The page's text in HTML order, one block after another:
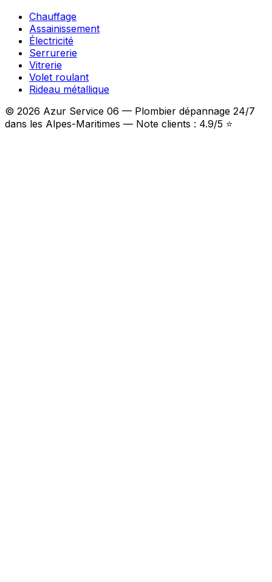
Chauffage
Assainissement
Électricité
Serrurerie
Vitrerie
Volet roulant
Rideau métallique
© 2026 Azur Service 06 — Plombier dépannage 24/7
dans les Alpes-Maritimes — Note clients : 4.9/5 ⭐